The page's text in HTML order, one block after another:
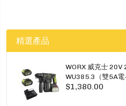
精選產品
WORX 威克士
WU385.3（雙5A電
$1,380.00